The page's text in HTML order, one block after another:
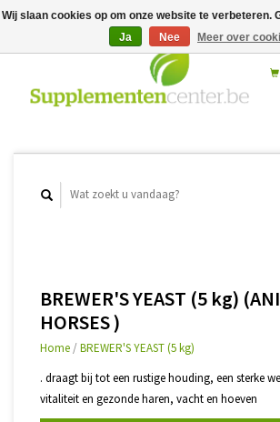
BREWER'S YEAST (5 kg)
HORSES )
Home /BREWER'S YEAST (5 kg)
. draagt bij tot een rustige houding, een sterke
vitaliteit en gezonde haren, vacht en hoeven
Wij slaan cookies op om onze website te verbeteren.
Ja
Nee Meer over